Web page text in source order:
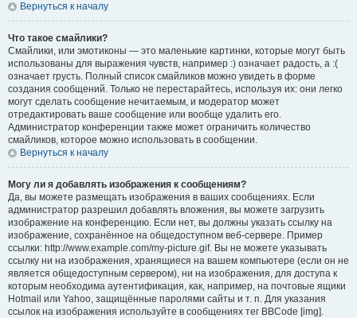
Вернуться к началу
Что такое смайлики?
Смайлики, или эмотиконы — это маленькие картинки, которые могут быть
использованы для выражения чувств, например :) означает радость, а :(
означает грусть. Полный список смайликов можно увидеть в форме
создания сообщений. Только не перестарайтесь, используя их: они легко
могут сделать сообщение нечитаемым, и модератор может
отредактировать ваше сообщение или вообще удалить его.
Администратор конференции также может ограничить количество
смайликов, которое можно использовать в сообщении.
Вернуться к началу
Могу ли я добавлять изображения к сообщениям?
Да, вы можете размещать изображения в ваших сообщениях. Если
администратор разрешил добавлять вложения, вы можете загрузить
изображение на конференцию. Если нет, вы должны указать ссылку на
изображение, сохранённое на общедоступном веб-сервере. Пример
ссылки: http://www.example.com/my-picture.gif. Вы не можете указывать
ссылку ни на изображения, хранящиеся на вашем компьютере (если он не
является общедоступным сервером), ни на изображения, для доступа к
которым необходима аутентификация, как, например, на почтовые ящики
Hotmail или Yahoo, защищённые паролями сайты и т. п. Для указания
ссылок на изображения используйте в сообщениях тег BBCode [img].